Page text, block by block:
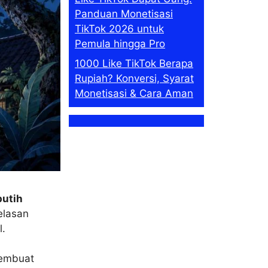
Panduan Monetisasi
TikTok 2026 untuk
Pemula hingga Pro
1000 Like TikTok Berapa
Rupiah? Konversi, Syarat
Monetisasi & Cara Aman